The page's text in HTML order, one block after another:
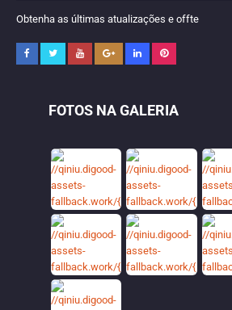
Obtenha as últimas atualizações e offte
FOTOS NA GALERIA